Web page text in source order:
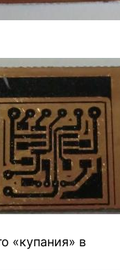
«купания» в